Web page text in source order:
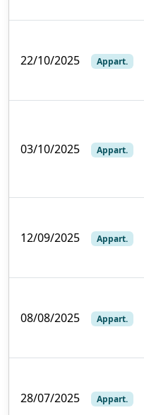
22/10/2025 Appart.
03/10/2025 Appart.
12/09/2025 Appart.
08/08/2025 Appart.
28/07/2025 Appart.